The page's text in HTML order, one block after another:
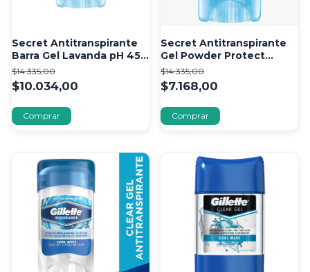
Secret Antitranspirante
Barra Gel Lavanda pH 45
g
$10.034,00
$14.335,00
Secret Antitranspirante
Gel Powder Protect
Cotton 45 g
$7.168,00
$14.335,00